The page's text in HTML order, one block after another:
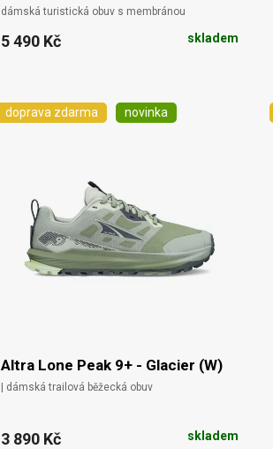
dámská turistická obuv s membránou
5 490 Kč skladem
doprava zdarma novinka
Altra Lone Peak 9+ - Glacier (W)
| dámská trailová běžecká obuv
3 890 Kč skladem